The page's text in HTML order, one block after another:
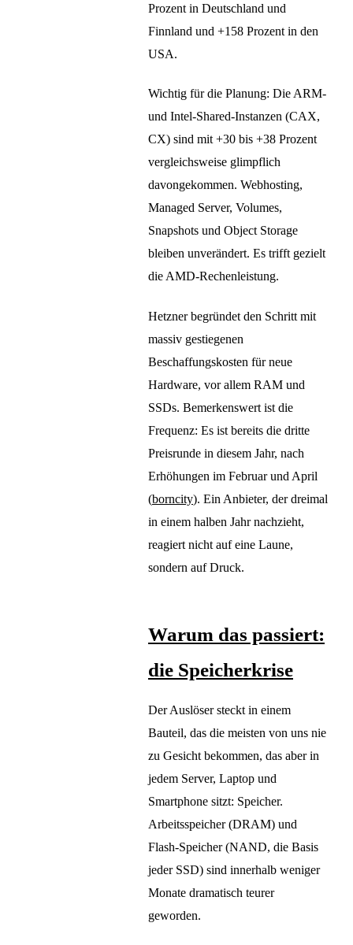
Prozent in Deutschland und
Finnland und +158 Prozent in den
USA.
Wichtig für die Planung: Die ARM-
und Intel-Shared-Instanzen (CAX,
CX) sind mit +30 bis +38 Prozent
vergleichsweise glimpflich
davongekommen. Webhosting,
Managed Server, Volumes,
Snapshots und Object Storage
bleiben unverändert. Es trifft gezielt
die AMD-Rechenleistung.
Hetzner begründet den Schritt mit
massiv gestiegenen
Beschaffungskosten für neue
Hardware, vor allem RAM und
SSDs. Bemerkenswert ist die
Frequenz: Es ist bereits die dritte
Preisrunde in diesem Jahr, nach
Erhöhungen im Februar und April
(borncity). Ein Anbieter, der dreimal
in einem halben Jahr nachzieht,
reagiert nicht auf eine Laune,
sondern auf Druck.
Warum das passiert:
die Speicherkrise
Der Auslöser steckt in einem
Bauteil, das die meisten von uns nie
zu Gesicht bekommen, das aber in
jedem Server, Laptop und
Smartphone sitzt: Speicher.
Arbeitsspeicher (DRAM) und
Flash-Speicher (NAND, die Basis
jeder SSD) sind innerhalb weniger
Monate dramatisch teurer
geworden.